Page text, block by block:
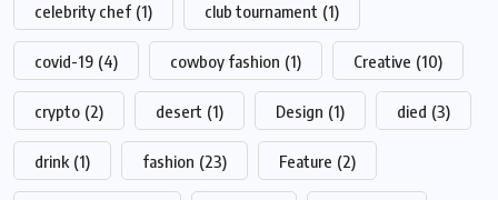
celebrity chef (1) club tournament (1)
covid-19 (4) cowboy fashion (1) Creative (10)
crypto (2) desert (1) Design (1) died (3)
drink (1) fashion (23) Feature (2)